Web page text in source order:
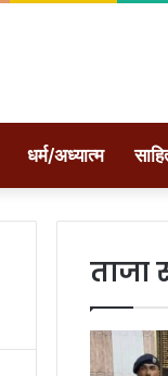
धर्म/अध्यात्म
ताजा